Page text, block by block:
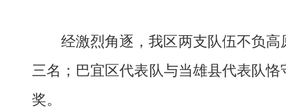
经激烈角逐，我区两支队伍不负
三名；巴宜区代表队与当雄县代表队
奖。